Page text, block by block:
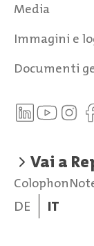
Media
Immagini e
Documenti
Vai a
Colophon
DE IT